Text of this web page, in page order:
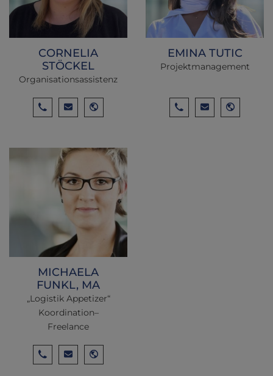
CORNELIA
STÖCKEL
Organisationsassistenz
EMINA TUTIC
Projektmanagement
MICHAELA
FUNKL, MA
„Logistik Appetizer“
Koordination–
Freelance